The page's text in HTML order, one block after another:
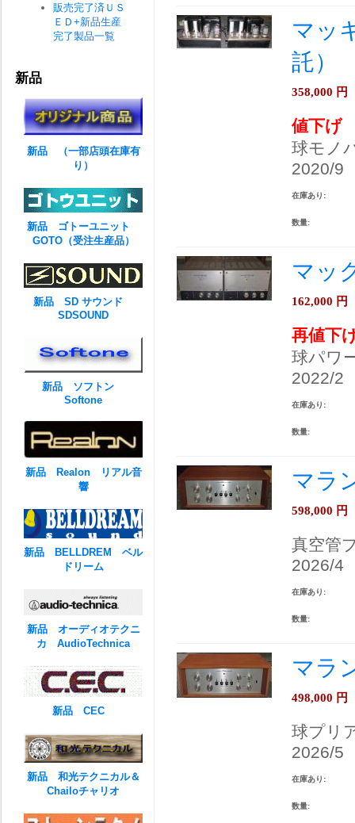
マッ
託）
358,000 円
値下げ
球モノ
2020/9
在庫あり:
数量:
マッ
162,000 円
再値下
球パワ
2022/2
在庫あり:
数量:
マラ
598,000 円
真空管
2026/4
在庫あり:
数量:
マラ
498,000 円
球プリ
2026/5
在庫あり:
数量:
販売完了済ＵＳ
ＥＤ+新品生産
完了製品一覧
新品
新品 （一部店頭在庫有
り）
新品 ゴトーユニット
GOTO（受注生産品）
新品 SD サウンド
SDSOUND
新品 ソフトン
Softone
新品 Realon リアル音
響
新品 BELLDREM ベル
ドリーム
新品 オーディオテクニ
カ AudioTechnica
新品 CEC
新品 和光テクニカル＆
Chailoチャリオ